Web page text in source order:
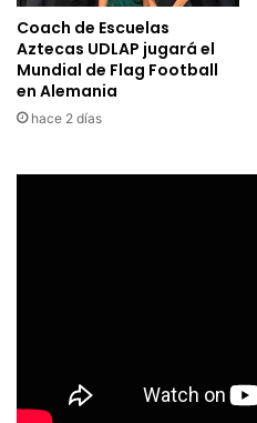
Coach de Escuelas
Aztecas UDLAP jugará el
Mundial de Flag Football
en Alemania
hace 2 días